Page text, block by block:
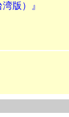
版）』